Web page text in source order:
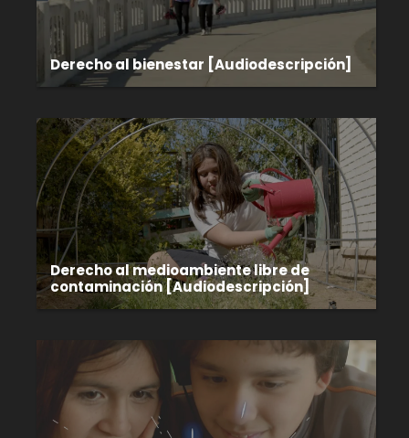
Derecho al bienestar [Audiodescripción]
Derecho al medioambiente libre de
contaminación [Audiodescripción]